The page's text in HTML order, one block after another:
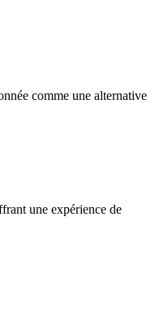
comme une alternative
une expérience de